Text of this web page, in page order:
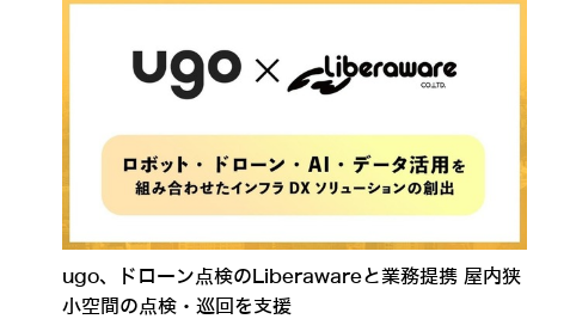
ugo、ドローン点検のLiberawareと業務提携 屋内狭
小空間の点検・巡回を支援